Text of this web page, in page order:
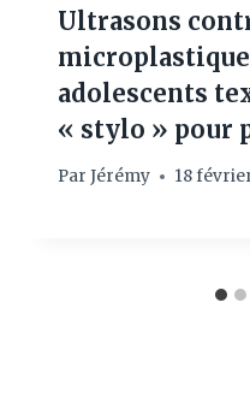
Ultrasons
adolescents
« stylo » pour
Par Jérémy 18